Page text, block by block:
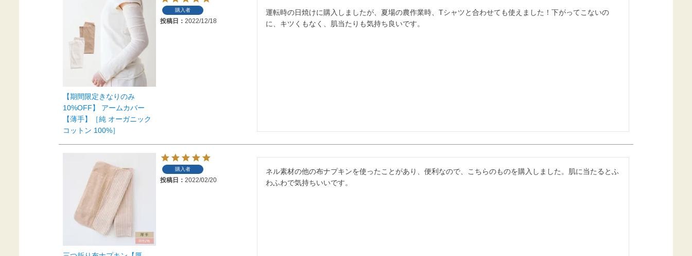
【期間限定きなりのみ
10%OFF】 アームカバー
【薄手】［純 オーガニック
コットン 100%］
購入者
投稿日 2022/12/18
運転時の日焼けに購入しましたが、夏場の農作業時、Tシャツと合わせても使えました！下がってこないの
に、キツくもなく、肌当たりも気持ち良いです。
購入者
投稿日 2022/02/20
ネル素材の他の布ナプキンを使ったことがあり、便利なので、こちらのものを購入しました。肌に当たるとふ
わふわで気持ちいいです。